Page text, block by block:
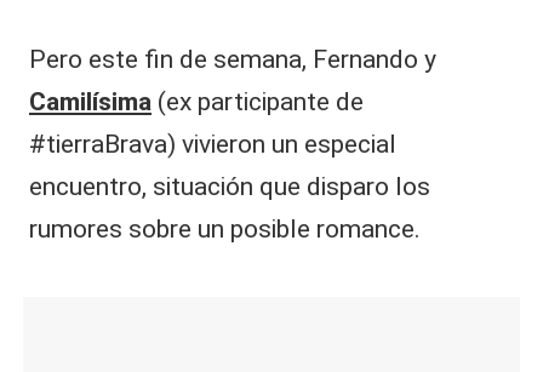
Pero este fin de semana, Fernando y
Camilísima (ex participante de
#tierraBrava) vivieron un especial
encuentro, situación que disparo los
rumores sobre un posible romance.